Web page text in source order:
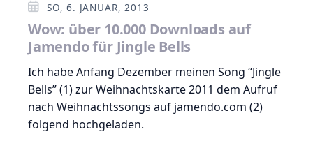
SO, 6. JANUAR, 2013
Wow: über 10.000 Downloads auf
Jamendo für Jingle Bells
Ich habe Anfang Dezember meinen Song “Jingle
Bells” (1) zur Weihnachtskarte 2011 dem Aufruf
nach Weihnachtssongs auf jamendo.com (2)
folgend hochgeladen.